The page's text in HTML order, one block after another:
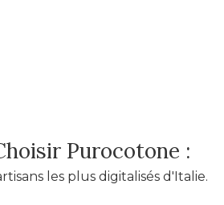
Purocotone :
les plus digitalisés d'Italie.